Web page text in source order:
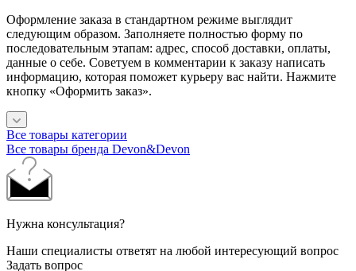
Оформление заказа в стандартном режиме выглядит
следующим образом. Заполняете полностью форму по
последовательным этапам: адрес, способ доставки, оплаты,
данные о себе. Советуем в комментарии к заказу написать
информацию, которая поможет курьеру вас найти. Нажмите
кнопку «Оформить заказ».
Все товары категории
Все товары бренда Devon&Devon
Нужна консультация?
Наши специалисты ответят на любой интересующий вопрос
Задать вопрос